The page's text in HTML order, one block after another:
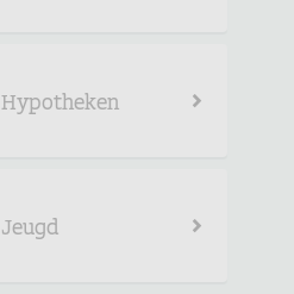
Hypotheken
Jeugd